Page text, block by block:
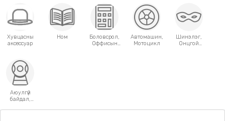
Хувцасны
аксессуар
Ном
Боловсрол,
Оффисын
Автомашин,
Мотоцикл
Шинэлэг,
Онцгой
Аюулгүй
байдал,